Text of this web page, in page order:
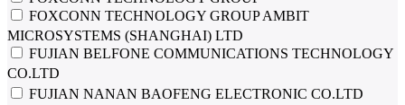
FOXCONN TECHNOLOGY GROUP AMBIT
MICROSYSTEMS (SHANGHAI) LTD
FUJIAN BELFONE COMMUNICATIONS TECHNOLOGY
CO.LTD
FUJIAN NANAN BAOFENG ELECTRONIC CO.LTD